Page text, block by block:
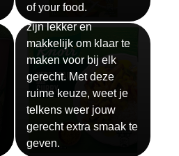
of your food.
Onze Knorr sauzen
zijn lekker en
makkelijk om klaar te
maken voor bij elk
gerecht. Met deze
ruime keuze, weet je
telkens weer jouw
gerecht extra smaak te
geven.